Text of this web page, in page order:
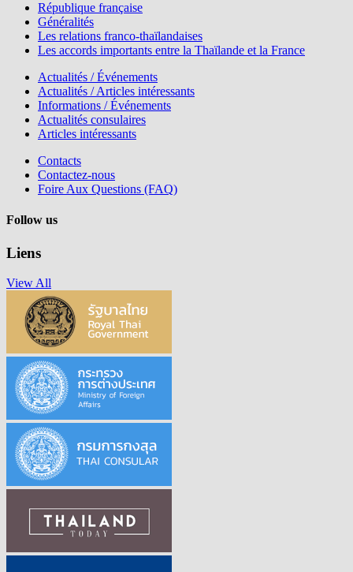
République française
Généralités
Les relations franco-thaïlandaises
Les accords importants entre la Thaïlande et la France
Actualités / Événements
Actualités / Articles intéressants
Informations / Événements
Actualités consulaires
Articles intéressants
Contacts
Contactez-nous
Foire Aux Questions (FAQ)
Follow us
Liens
View All